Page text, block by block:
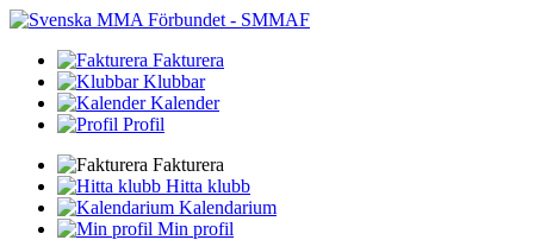
Fakturera
Klubbar
Kalender
Profil
Fakturera
Hitta klubb
Kalendarium
Min profil